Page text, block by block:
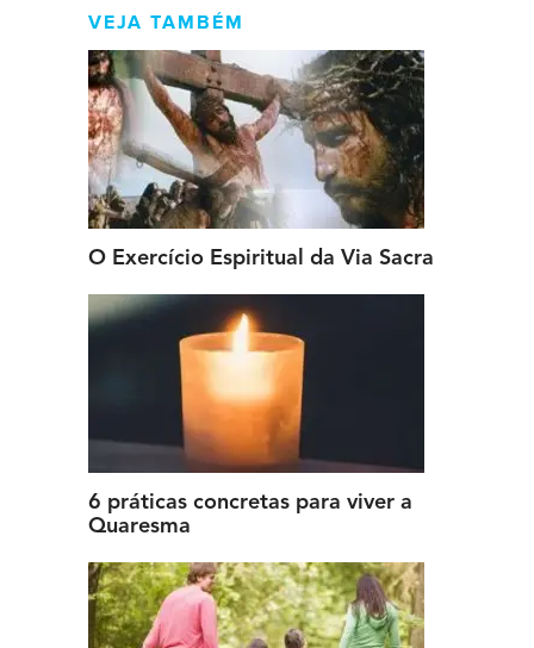
VEJA TAMBÉM
O Exercício Espiritual da Via Sacra
6 práticas concretas para viver a
Quaresma